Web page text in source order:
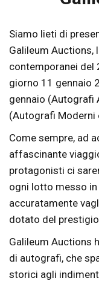
Siamo lieti di
Galileum
contemporanei del
giorno 11 gennaio
gennaio (Autografi
(Autografi Moderni
Come sempre, ad
affascinante
protagonisti ci
ogni lotto messo
accuratamente
dotato del
Galileum Auctions
di autografi, che
storici agli